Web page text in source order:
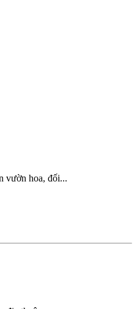
vườn hoa, đối...